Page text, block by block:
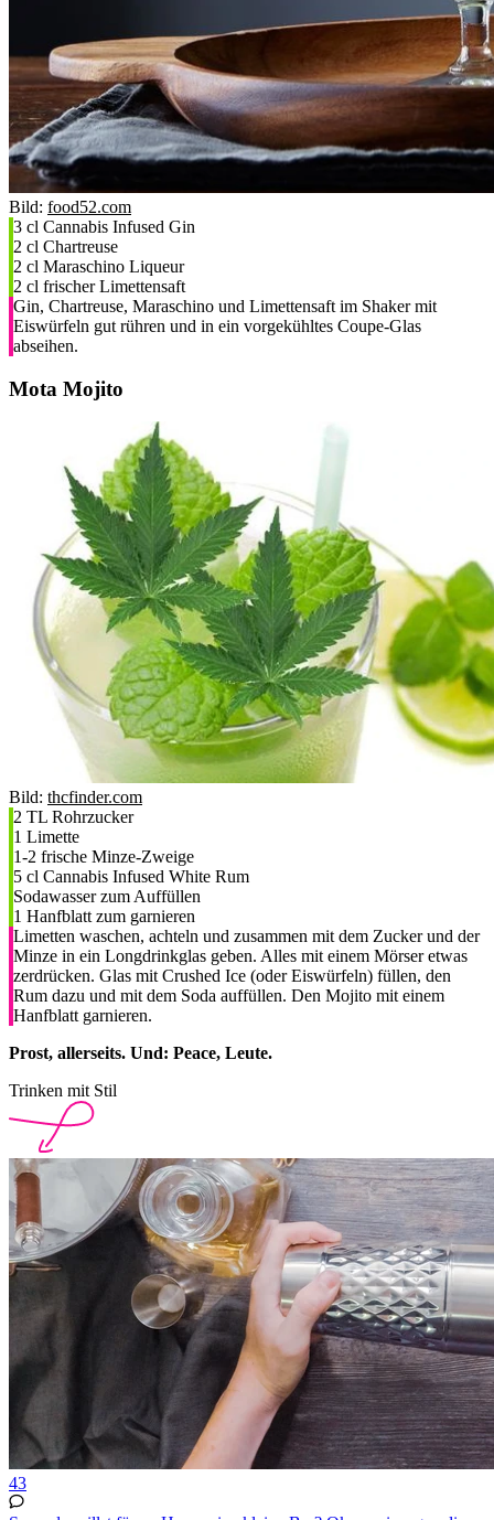
Bild: food52.com
3 cl Cannabis Infused Gin
2 cl Chartreuse
2 cl Maraschino Liqueur
2 cl frischer Limettensaft
Gin, Chartreuse, Maraschino und Limettensaft im Shaker mit
Eiswürfeln gut rühren und in ein vorgekühltes Coupe-Glas
abseihen.
Mota Mojito
Bild: thcfinder.com
2 TL Rohrzucker
1 Limette
1-2 frische Minze-Zweige
5 cl Cannabis Infused White Rum
Sodawasser zum Auffüllen
1 Hanfblatt zum garnieren​
Limetten waschen, achteln und zusammen mit dem Zucker und der
Minze in ein Longdrinkglas geben. Alles mit einem Mörser etwas
zerdrücken. Glas mit Crushed Ice (oder Eiswürfeln) füllen, den
Rum dazu und mit dem Soda auffüllen. Den Mojito mit einem
Hanfblatt garnieren.
Prost, allerseits. Und: Peace, Leute.
Trinken mit Stil
43